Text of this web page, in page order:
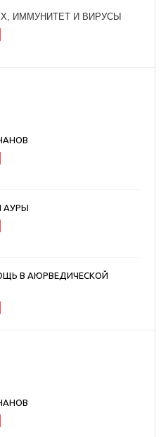
ИММУНИТЕТ И ВИРУСЫ
АУРЫ
В АЮРВЕДИЧЕСКОЙ